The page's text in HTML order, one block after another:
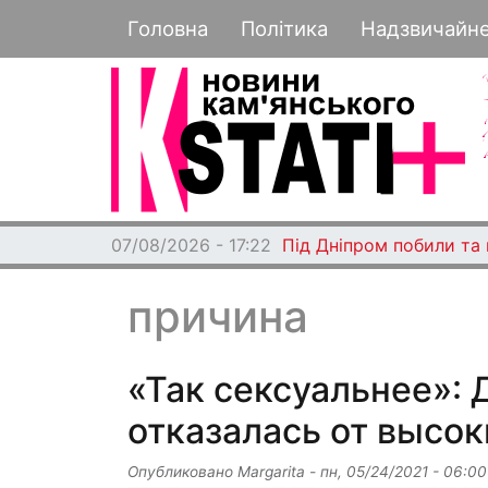
Основная навигация
Головна Політика
07/08/2026 - 17:22 Під Дніпром побили та
причина
«Так
отказалась от
Опубликовано Margarita - пн, 05/24/2021 - 06:00